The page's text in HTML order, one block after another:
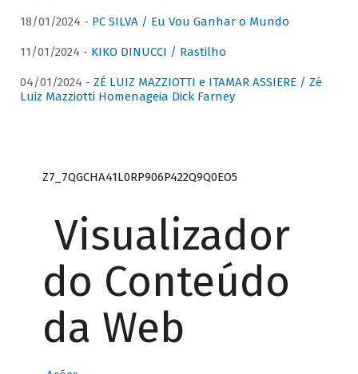
18/01/2024 - PC SILVA / Eu Vou Ganhar o Mundo
11/01/2024 - KIKO DINUCCI / Rastilho
04/01/2024 - ZÉ LUIZ MAZZIOTTI e ITAMAR ASSIERE / Zé
Luiz Mazziotti Homenageia Dick Farney
Z7_7QGCHA41L0RP906P422Q9Q0EO5
Visualizador
do Conteúdo
da Web